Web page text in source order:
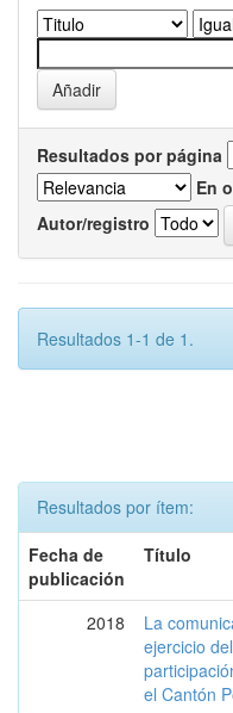
Resultados por página
En
Autor/registro
Resultados 1-1 de 1.
Resultados por ítem:
Fecha de
publicación
Título
2018
La
ejercicio
el Cantón